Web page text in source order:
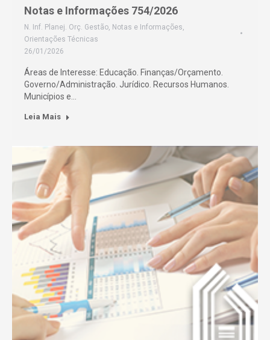
Notas e Informações 754/2026
N. Inf. Planej. Orç. Gestão, Notas e Informações,
Orientações Técnicas
26/01/2026
Áreas de Interesse: Educação. Finanças/Orçamento.
Governo/Administração. Jurídico. Recursos Humanos.
Municípios e…
Leia Mais